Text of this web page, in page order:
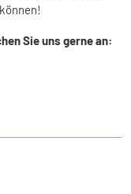
Sie uns gerne an: